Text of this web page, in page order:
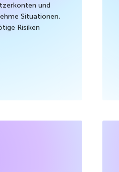
und
Situationen,
Risiken